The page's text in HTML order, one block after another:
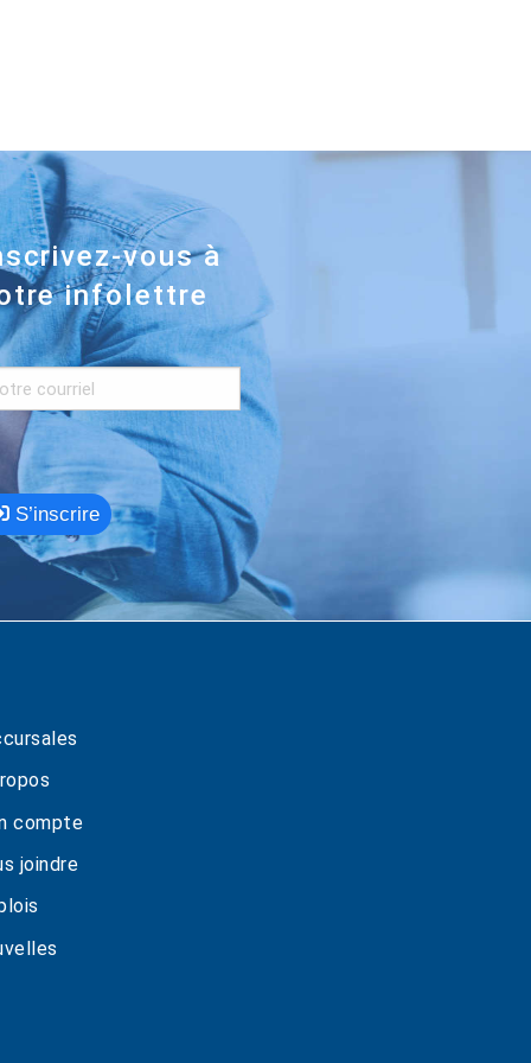
vous à
infolettre
S’inscrire
compte
joindre